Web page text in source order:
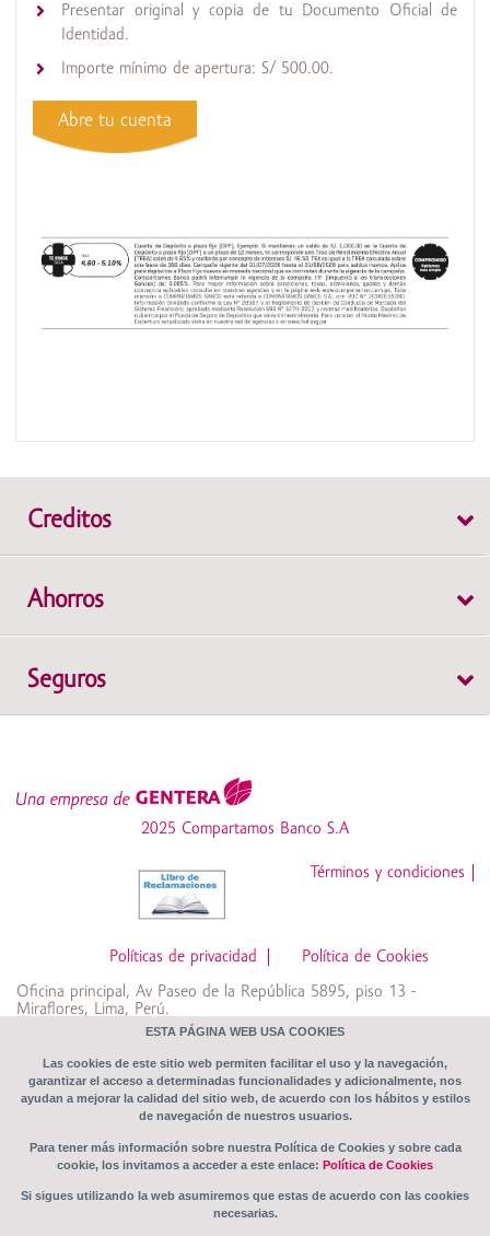
Presentar original y copia de tu Documento Oficial de
Identidad.
Importe mínimo de apertura: S/ 500.00.
Abre tu cuenta
Creditos
Grupal
Ahorros
Depósito a Plazo Fijo
Cuenta Emprendedores
Cuenta Crece Libre
Fondo Vivo Tranquilo
Seguros
Desgravamen
Z6_NOG4HK8209A550QV5BMRTNJNU0
2025 Compartamos Banco S.A
Términos y condiciones
Políticas de privacidad
Política de Cookies
Oficina principal, Av Paseo de la República 5895, piso 13 -
Miraflores, Lima, Perú.
Compartamos Banco S.A RUC: 20369155360
Transparencia
Sistema de Prevención de Riesgos Penales
Tips de seguridad
ESTA PÁGINA WEB USA COOKIES
Las cookies de este sitio web permiten facilitar el uso y la navegación,
garantizar el acceso a determinadas funcionalidades y adicionalmente, nos
ayudan a mejorar la calidad del sitio web, de acuerdo con los hábitos y estilos
de navegación de nuestros usuarios.
Para tener más información sobre nuestra Política de Cookies y sobre cada
cookie, los invitamos a acceder a este enlace: Política de Cookies
Si sigues utilizando la web asumiremos que estas de acuerdo con las cookies
necesarias.